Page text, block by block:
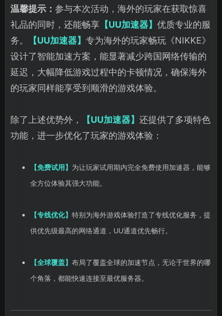
温馨提示： 参与本次活动，海外的玩家在获取惊喜
礼品的同时，还能畅享 【UU加速器】 优质专业的服
务。
【UU加速器】 专为海外的玩家畅玩《NIKKE》
设计了智能加速方案，能显著减少跨国网络传输的
延迟，大幅降低游戏过程中的卡顿情况，确保海外
的玩家同样能享受到顺滑的游戏体验。
除了上述优势外， 【UU加速器】 还提供了多项特色
功能，进一步优化了玩家的游戏体验：
【免费试用】 为让玩家试用期内完全免费使用加速器，能够
全方位体验其强大功能。
【专线优化】 特别为海外游戏体验打造了专线优化服务，提
供优先级最高的网络通道，UU通道优先畅行。
【全球覆盖】 布局了覆盖全球的加速节点，无论于世界的哪
个角落，都能快速连接至最优服务器。